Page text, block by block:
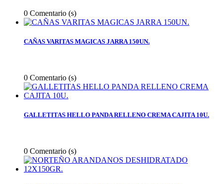
0 Comentario (s)
CAÑAS VARITAS MAGICAS JARRA 150UN.
0 Comentario (s)
GALLETITAS HELLO PANDA RELLENO CREMA CAJITA 10U.
0 Comentario (s)